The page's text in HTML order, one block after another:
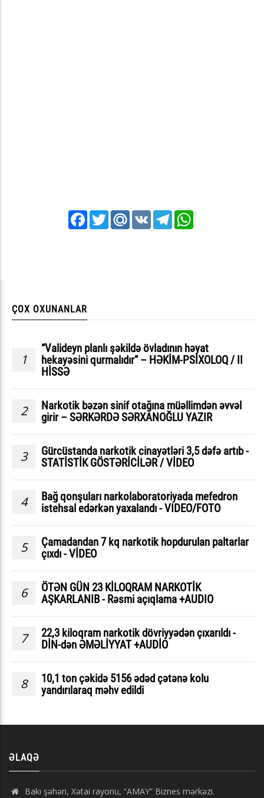
FacebookTwitterMail.RuVK Telegram
ÇOX OXUNANLAR
1
“Valideyn planlı şəkildə övladının həyat
hekayəsini qurmalıdır” – HƏKİM-PSİXOLOQ / II
HİSSƏ
2
Narkotik bəzən sinif otağına müəllimdən əvvəl
girir – SƏRKƏRDƏ SƏRXANOĞLU YAZIR
3
Gürcüstanda narkotik cinayətləri 3,5 dəfə artıb -
STATİSTİK GÖSTƏRİCİLƏR / VİDEO
4
Bağ qonşuları narkolaboratoriyada mefedron
istehsal edərkən yaxalandı - VIDEO/FOTO
5
Çamadandan 7 kq narkotik hopdurulan paltarlar
çıxdı - VİDEO
6
ÖTƏN GÜN 23 KİLOQRAM NARKOTİK
AŞKARLANIB - Rəsmi açıqlama +AUDIO
7
22,3 kiloqram narkotik dövriyyədən çıxarıldı -
DİN-dən ƏMƏLİYYAT +AUDİO
8
10,1 ton çəkidə 5156 ədəd çətənə kolu
yandırılaraq məhv edildi
ƏLAQƏ
Bakı şəhəri, Xətai rayonu, “AMAY” Biznes mərkəzi.